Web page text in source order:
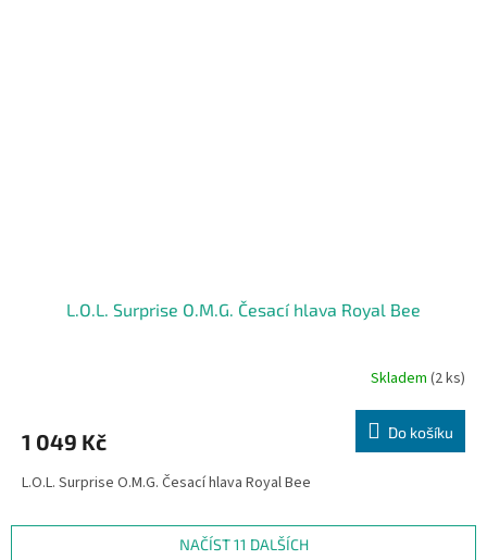
L.O.L. Surprise O.M.G. Česací hlava Royal Bee
Skladem (2 ks)
1 049 Kč Do košíku
L.O.L. Surprise O.M.G. Česací hlava Royal Bee
NAČÍST 11 DALŠÍCH